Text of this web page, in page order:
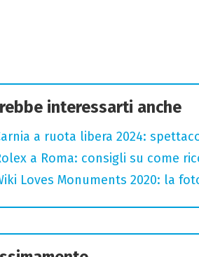
interessarti anche
a ruota libera 2024:
a Roma: consigli su come
Loves Monuments 2020: la